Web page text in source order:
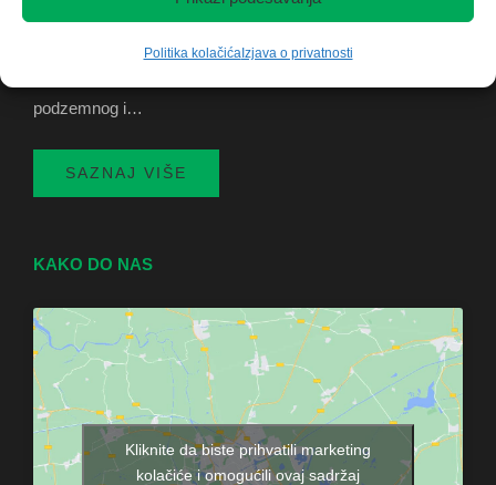
Politika kolačićaIzjava o privatnosti
podzemnog i…
SAZNAJ VIŠE
KAKO DO NAS
Kliknite da biste prihvatili marketing
kolačiće i omogućili ovaj sadržaj